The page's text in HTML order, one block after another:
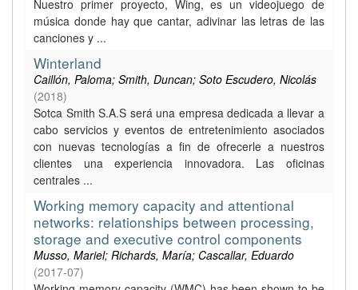
Nuestro primer proyecto, Wing, es un videojuego de
música donde hay que cantar, adivinar las letras de las
canciones y ...
Winterland
Caillón, Paloma; Smith, Duncan; Soto Escudero, Nicolás
(2018)
Sotca Smith S.A.S será una empresa dedicada a llevar a
cabo servicios y eventos de entretenimiento asociados
con nuevas tecnologías a fin de ofrecerle a nuestros
clientes una experiencia innovadora. Las oficinas
centrales ...
Working memory capacity and attentional
networks: relationships between processing,
storage and executive control components
Musso, Mariel; Richards, María; Cascallar, Eduardo
(2017-07)